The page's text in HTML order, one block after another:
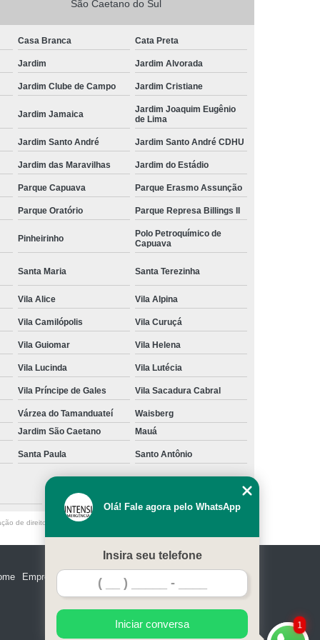
São Caetano do Sul
Casa Branca Cata Preta
Jardim Jardim Alvorada
Jardim Clube de Campo Jardim Cristiane
Jardim Jamaica
Jardim Joaquim Eugênio
de Lima
Jardim Santo André Jardim Santo André CDHU
Jardim das Maravilhas Jardim do Estádio
Parque Capuava Parque Erasmo Assunção
Parque Oratório Parque Represa Billings II
Pinheirinho
Polo Petroquímico de
Capuava
Santa Maria Santa Terezinha
Vila Alice Vila Alpina
Vila Camilópolis Vila Curuçá
Vila Guiomar Vila Helena
Vila Lucinda Vila Lutécia
Vila Príncipe de Gales Vila Sacadura Cabral
Várzea do Tamanduateí
Waisberg
Jardim São Caetano Mauá
Santa Paula Santo Antônio
São Caetano do Sul
de direito autoral – artigo 184 do Código Penal –
Empresa Serviços
1
Olá! Fale agora pelo WhatsApp
Insira seu telefone
Iniciar conversa